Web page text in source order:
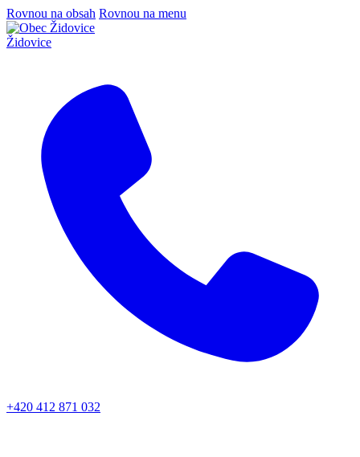
Rovnou na obsah Rovnou na menu
Židovice
+420 412 871 032